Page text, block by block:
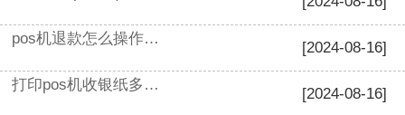
[2024-08-16]
pos机退款怎么操作流程(pos机怎么使用教程)
[2024-08-16]
打印pos机收银纸多少钱(pos机里没有打印纸可以正常使用吗)